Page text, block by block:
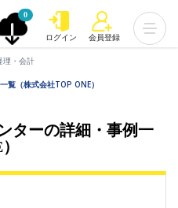
0
ログイン 会員登録
理・会計
覧（株式会社TOP ONE）
ターの詳細・事例一